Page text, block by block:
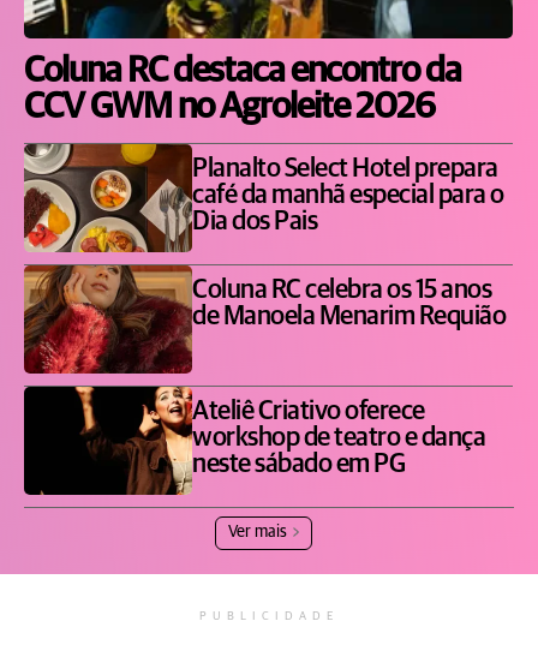
Coluna RC destaca encontro da
CCV GWM no Agroleite 2026
Planalto Select Hotel prepara
café da manhã especial para o
Dia dos Pais
Coluna RC celebra os 15 anos
de Manoela Menarim Requião
Ateliê Criativo oferece
workshop de teatro e dança
neste sábado em PG
Ver mais
PUBLICIDADE